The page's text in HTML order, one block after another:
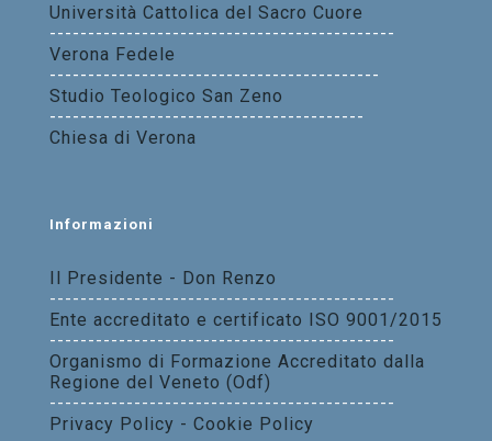
Università Cattolica del Sacro Cuore
---------------------------------------------
Verona Fedele
-------------------------------------------
Studio Teologico San Zeno
-----------------------------------------
Chiesa di Verona
Informazioni
Il Presidente - Don Renzo
---------------------------------------------
Ente accreditato e certificato ISO 9001/2015
---------------------------------------------
Organismo di Formazione Accreditato dalla
Regione del Veneto (Odf)
---------------------------------------------
Privacy Policy - Cookie Policy